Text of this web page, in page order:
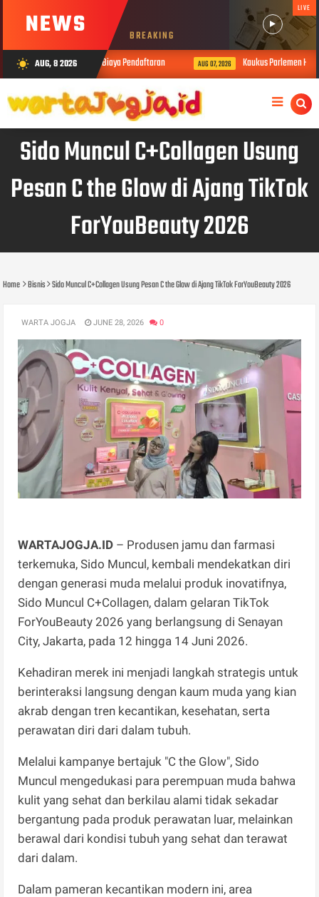
NEWS BREAKING
LIVE
wb_sunny AUG, 8 2026
Daring Bebas Biaya Pendaftaran AUG 07, 2026 Kaukus Parlemen Hijau
Sido Muncul C+Collagen Usung
Pesan C the Glow di Ajang TikTok
ForYouBeauty 2026
Home Bisnis Sido Muncul C+Collagen Usung Pesan C the Glow di Ajang TikTok ForYouBeauty 2026
WARTA JOGJA JUNE 28, 2026 0
WARTAJOGJA.ID – Produsen jamu dan farmasi
terkemuka, Sido Muncul, kembali mendekatkan diri
dengan generasi muda melalui produk inovatifnya,
Sido Muncul C+Collagen, dalam gelaran TikTok
ForYouBeauty 2026 yang berlangsung di Senayan
City, Jakarta, pada 12 hingga 14 Juni 2026.
Kehadiran merek ini menjadi langkah strategis untuk
berinteraksi langsung dengan kaum muda yang kian
akrab dengan tren kecantikan, kesehatan, serta
perawatan diri dari dalam tubuh.
Melalui kampanye bertajuk "C the Glow", Sido
Muncul mengedukasi para perempuan muda bahwa
kulit yang sehat dan berkilau alami tidak sekadar
bergantung pada produk perawatan luar, melainkan
berawal dari kondisi tubuh yang sehat dan terawat
dari dalam.
​Dalam pameran kecantikan modern ini, area